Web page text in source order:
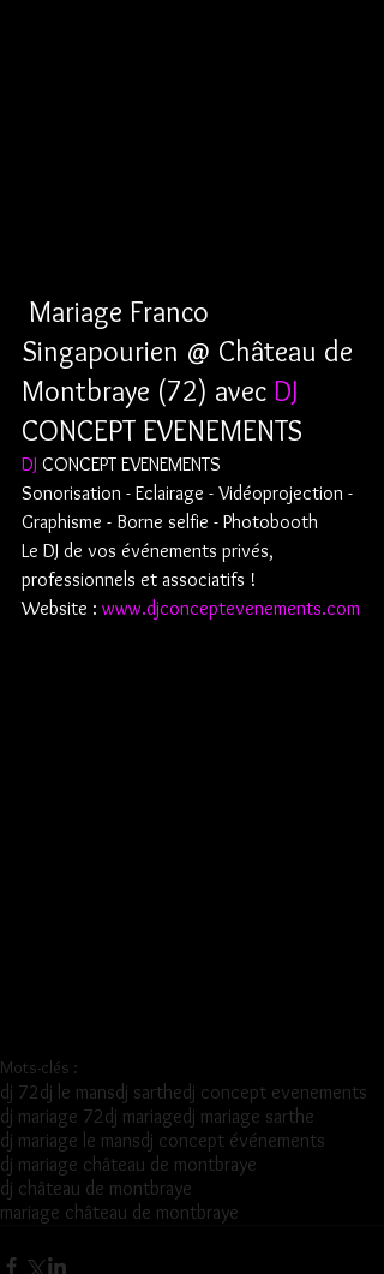
Singapourien @ Château de
Montbraye (72) avec DJ
CONCEPT EVENEMENTS
DJ CONCEPT EVENEMENTS
Sonorisation - Eclairage - Vidéoprojection -
Graphisme - Borne selfie - Photobooth
Le DJ de vos événements privés,
professionnels et associatifs !
Website : www.djconceptevenements.com
Mots-clés :
dj 72dj le mansdj sarthedj concept evenements
dj mariage 72dj mariagedj mariage sarthe
dj mariage le mansdj concept événements
dj mariage château de montbraye
dj château de montbraye
mariage château de montbraye